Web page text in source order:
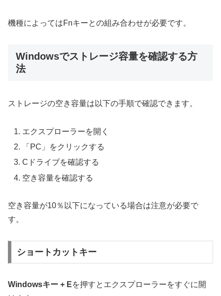
機種によってはFnキーとの組み合わせが必要です。
Windowsでストレージ容量を確認する方
法
ストレージの空き容量は以下の手順で確認できます。
エクスプローラーを開く
「PC」をクリックする
Cドライブを確認する
空き容量を確認する
空き容量が10％以下になっている場合は注意が必要で
す。
ショートカットキー
Windowsキー + Eを押すとエクスプローラーをすぐに開